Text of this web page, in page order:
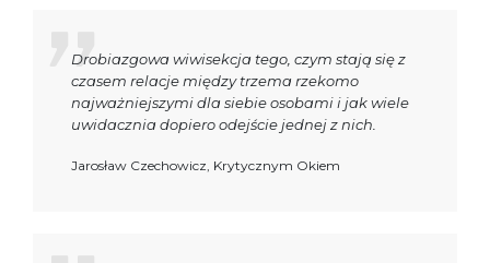
Drobiazgowa wiwisekcja tego, czym stają się z
czasem relacje między trzema rzekomo
najważniejszymi dla siebie osobami i jak wiele
uwidacznia dopiero odejście jednej z nich.
Jarosław Czechowicz, Krytycznym Okiem